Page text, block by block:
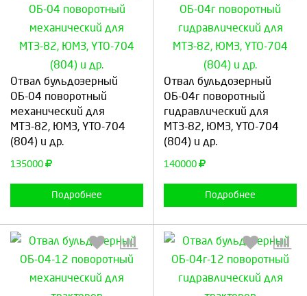
Отвал бульдозерный
ОБ-04 поворотный
механический для
МТЗ-82, ЮМЗ, YTO-704
(804) и др.
135000
Подробнее
Выберите количество:
Продолжить Отмена
Отвал бульдозерный
ОБ-04г поворотный
гидравлический для
МТЗ-82, ЮМЗ, YTO-704
(804) и др.
140000
Подробнее
Выберите количество:
Продолжить Отмена